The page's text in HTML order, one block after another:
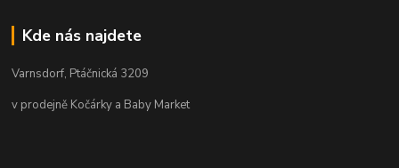
Kde nás najdete
Varnsdorf, Ptáčnická 3209
v prodejně Kočárky a Baby Market